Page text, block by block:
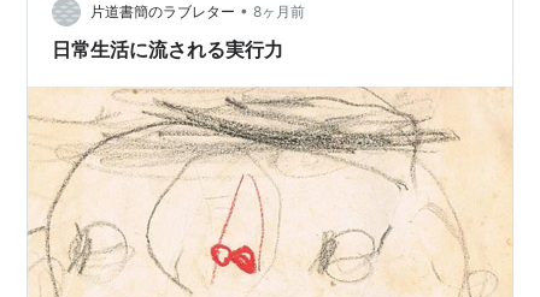
片道書簡のラブレター • 8ヶ月前
日常生活に流される実行力